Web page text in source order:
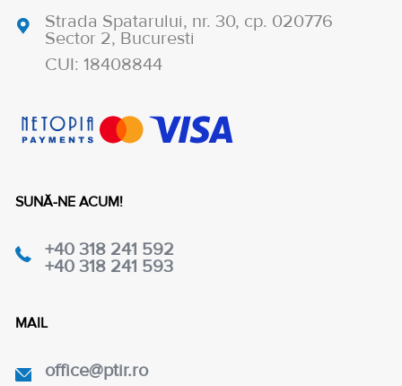
Strada Spatarului, nr. 30, cp. 020776
Sector 2, Bucuresti
CUI: 18408844
SUNĂ-NE ACUM!
+40 318 241 592
+40 318 241 593
MAIL
office@ptir.ro